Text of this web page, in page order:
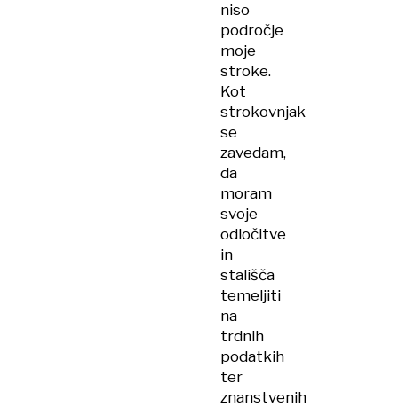
niso
področje
moje
stroke.
Kot
strokovnjak
se
zavedam,
da
moram
svoje
odločitve
in
stališča
temeljiti
na
trdnih
podatkih
ter
znanstvenih